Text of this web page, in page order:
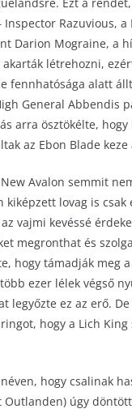
Razuvious,
Darion Mograine, a
létrehozni,
fennhatósága alatt
General Abbendis
arra ösztökélte,
az Ebon Blade keze
Avalon semmit
lovag is
vajmi kevéssé
megronthat és
támadják meg a
ezer lélek végső
ez az erő.
hogy a Lich
hogy csalinak
úgy